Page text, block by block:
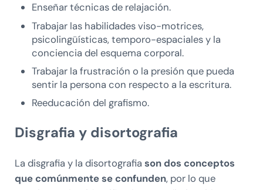
Enseñar técnicas de relajación.
Trabajar las habilidades viso-motrices,
psicolingüísticas, temporo-espaciales y la
conciencia del esquema corporal.
Trabajar la frustración o la presión que pueda
sentir la persona con respecto a la escritura.
Reeducación del grafismo.
Disgrafia y disortografia
La disgrafia y la disortografia son dos conceptos
que comúnmente se confunden, por lo que